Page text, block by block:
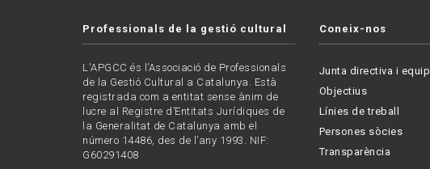
Professionals de la gestió cultural
L'APGCC és l’Associació de Professionals
de la Gestió Cultural a Catalunya. Està
registrada com a entitat sense ànim de
lucre al Registre d’Entitats Jurídiques de
la Generalitat de Catalunya amb el
número 14486, des de l’any 1993. NIF:
G60291408
Coneix-nos
Junta directiva i equip
Objectius
Línies de treball
Persones sòcies
Transparència